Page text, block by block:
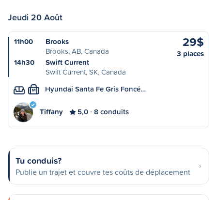
Jeudi 20 Août
11h00
Brooks
Brooks, AB, Canada
14h30
Swift Current
Swift Current, SK, Canada
29$
3 places
M Hyundai Santa Fe Gris Foncé…
Tiffany 5,0 8 conduits
Tu conduis?
Publie un trajet et couvre tes coûts de déplacement